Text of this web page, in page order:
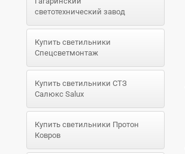
светотехнический завод
Купить светильники
Спецсветмонтаж
Купить светильники СТЗ
Салюкс Salux
Купить светильники Протон
Ковров